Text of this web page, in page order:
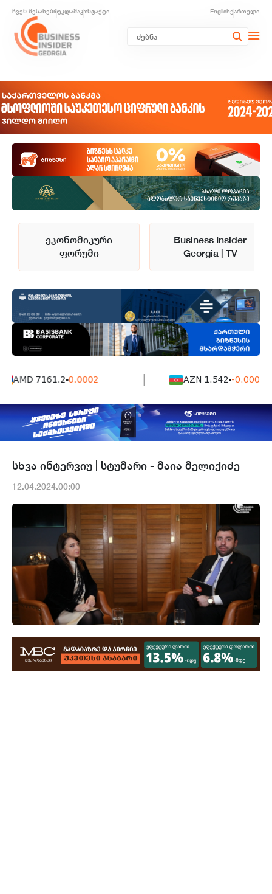
ჩვენ შესახებრეკლამაკონტაქტი Englishქართული
ეკონომიკური
ფორუმი
Business Insider
Georgia | TV
AMD 7161.2 0.0002 AZN 1.542 -0.0006
სხვა ინტერვიუ | სტუმარი - მაია მელიქიძე
12.04.2024.00:00